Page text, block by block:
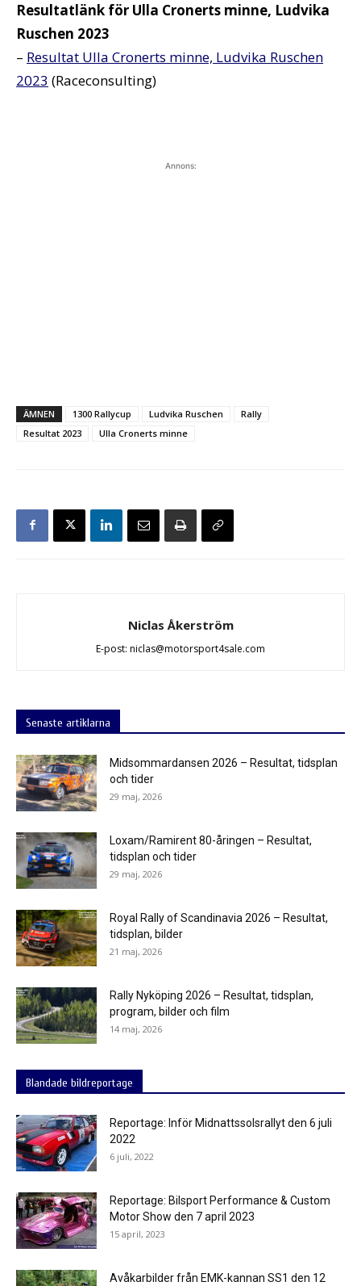
Resultatlänk för Ulla Cronerts minne, Ludvika
Ruschen 2023
– Resultat Ulla Cronerts minne, Ludvika Ruschen
2023 (Raceconsulting)
Annons:
ÄMNEN 1300 Rallycup Ludvika Ruschen
Rally
Resultat 2023
Ulla Cronerts minne
Niclas Åkerström
E-post: niclas@motorsport4sale.com
Senaste artiklarna
Midsommardansen 2026 – Resultat, tidsplan
och tider
29 maj, 2026
Loxam/Ramirent 80-åringen – Resultat,
tidsplan och tider
29 maj, 2026
Royal Rally of Scandinavia 2026 – Resultat,
tidsplan, bilder
21 maj, 2026
Rally Nyköping 2026 – Resultat, tidsplan,
program, bilder och film
14 maj, 2026
Blandade bildreportage
Reportage: Inför Midnattssolsrallyt den 6 juli
2022
6 juli, 2022
Reportage: Bilsport Performance & Custom
Motor Show den 7 april 2023
15 april, 2023
Avåkarbilder från EMK-kannan SS1 den 12